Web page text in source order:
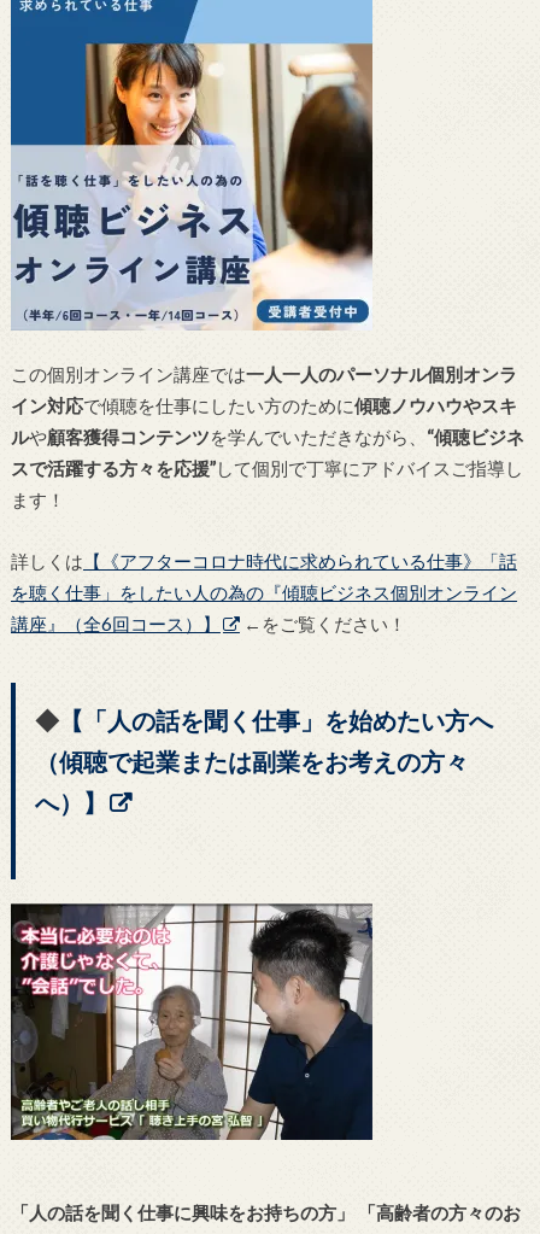
この個別オンライン講座では一人一人のパーソナル個別オンラ
イン対応で傾聴を仕事にしたい方のために傾聴ノウハウやスキ
ルや顧客獲得コンテンツを学んでいただきながら、 “傾聴ビジネ
スで活躍する方々を応援”して個別で丁寧にアドバイスご指導し
ます！
詳しくは 【《アフターコロナ時代に求められている仕事》「話
を聴く仕事」をしたい人の為の『傾聴ビジネス個別オンライン
講座』（全6回コース）】
←をご覧ください！
◆【「人の話を聞く仕事」を始めたい方へ
（傾聴で起業または副業をお考えの方々
へ）】
「人の話を聞く仕事に興味をお持ちの方」
「高齢者の方々のお